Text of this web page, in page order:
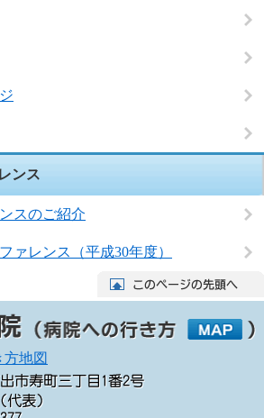
ンス
スのご紹介
ァレンス（平成30年度）
地図